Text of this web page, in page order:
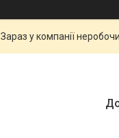
Зараз у компанії